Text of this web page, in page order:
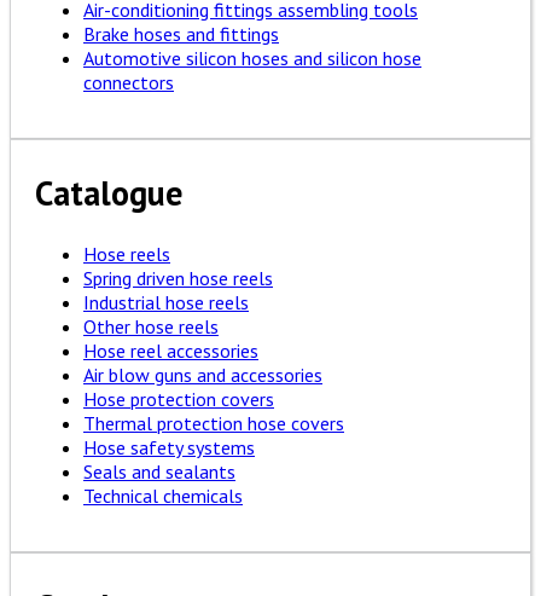
Air-conditioning fittings assembling tools
Brake hoses and fittings
Automotive silicon hoses and silicon hose
connectors
Catalogue
Hose reels
Spring driven hose reels
Industrial hose reels
Other hose reels
Hose reel accessories
Air blow guns and accessories
Hose protection covers
Thermal protection hose covers
Hose safety systems
Seals and sealants
Technical chemicals